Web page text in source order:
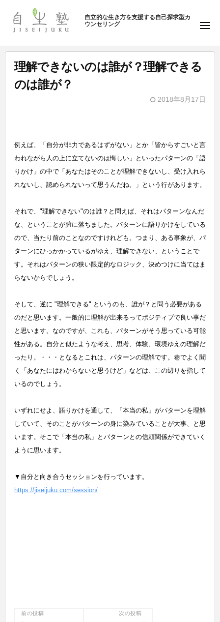
ン
自
塾
自立的な生き方を支援する自己探求型カ
ウンセリング
メ
ュ
ー
理解できないのは誰が？理解できる
のは誰が？
2018年8月17日
生
塾
例えば、「自分が非力であるはずがない」とか「皆からすごいと言
われながら人の上に立てないのは悔しい」といったパターンの「語
りかけ」の中で「あなたはそのことが理解できないし、受け入れら
れないし、認められないって思うんだね。」という行があります。
それで、"理解できない"のは誰？と問えば、それはパターンなんだ
な、ということが腑に落ちました。パターンに語りかけをしている
ので、当たり前のことなのですけれども。つまり、ある事象が、パ
ターンにひっかかっているがゆえ、理解できない、ということで
す。それはパターンの狭い限定的なロジック、決めつけに当てはま
らないからでしょう。
そして、逆に "理解できる" というのも、誰が？と問う必要がある
のだと思います。一般的に理解が出来るってポジティブで良い事だ
と思います。なのですが、これも、パターンがそう思っている可能
性がある。自分と似たような考え、思考、体験、環境ゆえの理解だ
ったり。・・・となるとこれは、パターンの理解です。巷でよく聞
く「あなたにはわからないと思うけど」などは、この辺りを指して
いるのでしょう。
いずれにせよ、語りかけを通して、「本当の私」がパターンを理解
していて、そのことがパターンの身に染みていることが大事、と思
います。そこで「本当の私」とパターンとの信頼関係ができていく
ように思います。
▼自分と向き合うセッションを行っています。
https://jiseijuku.com/session/
投前の投稿 次の投稿